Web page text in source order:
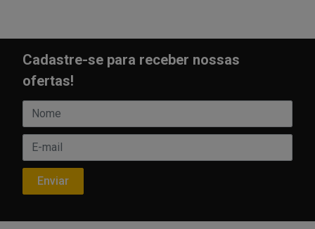
Cadastre-se para receber nossas
ofertas!